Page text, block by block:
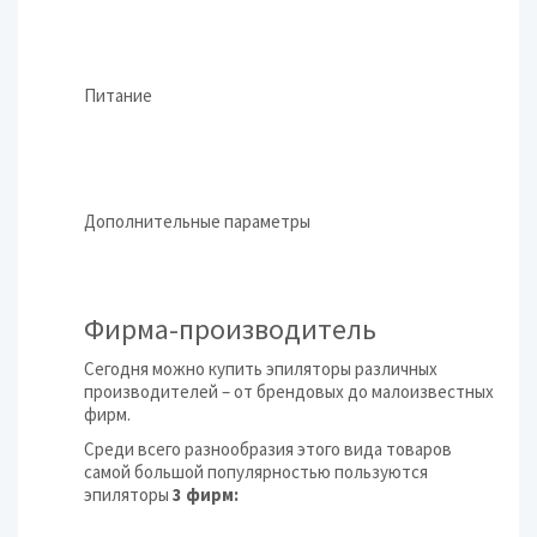
Питание
Дополнительные параметры
Фирма-производитель
Сегодня можно купить эпиляторы различных
производителей – от брендовых до малоизвестных
фирм.
Среди всего разнообразия этого вида товаров
самой большой популярностью пользуются
эпиляторы 3 фирм: